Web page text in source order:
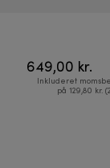
649,00 kr.
Inkluderet
på 129,80 kr.